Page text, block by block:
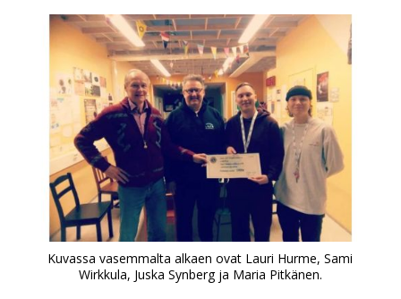
Kuvassa vasemmalta alkaen ovat Lauri Hurme, Sami
Wirkkula, Juska Synberg ja Maria Pitkänen.